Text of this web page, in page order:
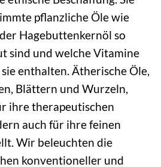
pflanzliche Öle wie
Hagebuttenkernöl so
sind und welche Vitamine
enthalten. Ätherische Öle,
Blättern und Wurzeln,
ihre therapeutischen
auch für ihre feinen
Wir beleuchten die
konventioneller und